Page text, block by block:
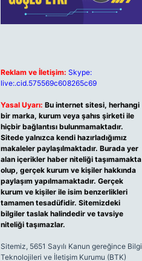
Reklam ve İletişim: Skype:
live:.cid.575569c608265c69
Yasal Uyarı: Bu internet sitesi, herhangi
bir marka, kurum veya şahıs şirketi ile
hiçbir bağlantısı bulunmamaktadır.
Sitede yalnızca kendi hazırladığımız
makaleler paylaşılmaktadır. Burada yer
alan içerikler haber niteliği taşımamakta
olup, gerçek kurum ve kişiler hakkında
paylaşım yapılmamaktadır. Gerçek
kurum ve kişiler ile isim benzerlikleri
tamamen tesadüfidir. Sitemizdeki
bilgiler taslak halindedir ve tavsiye
niteliği taşımazlar.
Sitemiz, 5651 Sayılı Kanun gereğince Bilgi
Teknolojileri ve İletişim Kurumu (BTK)